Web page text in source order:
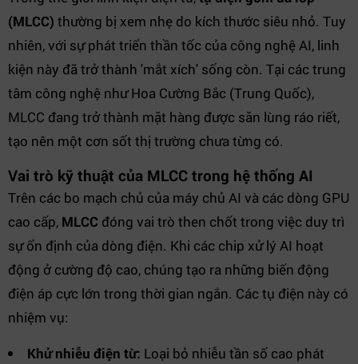
(MLCC) thường bị xem nhẹ do kích thước siêu nhỏ. Tuy
nhiên, với sự phát triển thần tốc của công nghệ AI, linh
kiện này đã trở thành 'mắt xích' sống còn. Tại các trung
tâm công nghệ như Hoa Cường Bắc (Trung Quốc),
MLCC đang trở thành mặt hàng được săn lùng ráo riết,
tạo nên một cơn sốt thị trường chưa từng có.
Vai trò kỹ thuật của MLCC trong hệ thống AI
Trên các bo mạch chủ của máy chủ AI và các dòng GPU
cao cấp, MLCC đóng vai trò then chốt trong việc duy trì
sự ổn định của dòng điện. Khi các chip xử lý AI hoạt
động ở cường độ cao, chúng tạo ra những biến động
điện áp cực lớn trong thời gian ngắn. Các tụ điện này có
nhiệm vụ:
Khử nhiễu điện từ: Loại bỏ nhiễu tần số cao phát